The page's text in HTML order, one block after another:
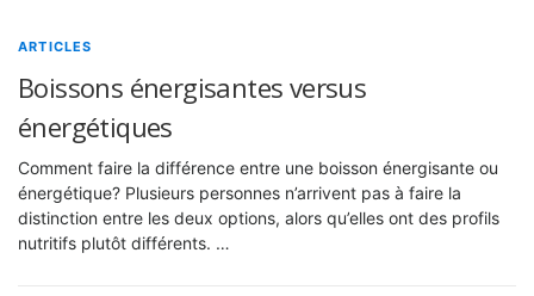
ARTICLES
Boissons énergisantes versus
énergétiques
Comment faire la différence entre une boisson énergisante ou
énergétique? Plusieurs personnes n’arrivent pas à faire la
distinction entre les deux options, alors qu’elles ont des profils
nutritifs plutôt différents. …